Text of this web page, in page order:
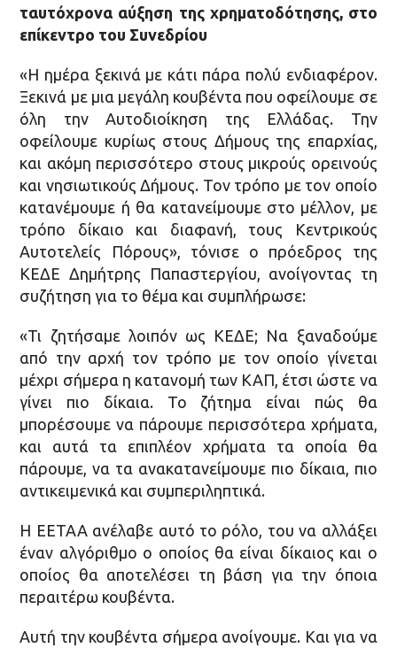
ταυτόχρονα αύξηση της χρηματοδότησης, στο
επίκεντρο του Συνεδρίου
«Η ημέρα ξεκινά με κάτι πάρα πολύ ενδιαφέρον.
Ξεκινά με μια μεγάλη κουβέντα που οφείλουμε σε
όλη την Αυτοδιοίκηση της Ελλάδας. Την
οφείλουμε κυρίως στους Δήμους της επαρχίας,
και ακόμη περισσότερο στους μικρούς ορεινούς
και νησιωτικούς Δήμους. Τον τρόπο με τον οποίο
κατανέμουμε ή θα κατανείμουμε στο μέλλον, με
τρόπο δίκαιο και διαφανή, τους Κεντρικούς
Αυτοτελείς Πόρους», τόνισε ο πρόεδρος της
ΚΕΔΕ Δημήτρης Παπαστεργίου, ανοίγοντας τη
συζήτηση για το θέμα και συμπλήρωσε:
«Τι ζητήσαμε λοιπόν ως ΚΕΔΕ; Να ξαναδούμε
από την αρχή τον τρόπο με τον οποίο γίνεται
μέχρι σήμερα η κατανομή των ΚΑΠ, έτσι ώστε να
γίνει πιο δίκαια. Το ζήτημα είναι πώς θα
μπορέσουμε να πάρουμε περισσότερα χρήματα,
και αυτά τα επιπλέον χρήματα τα οποία θα
πάρουμε, να τα ανακατανείμουμε πιο δίκαια, πιο
αντικειμενικά και συμπεριληπτικά.
Η ΕΕΤΑΑ ανέλαβε αυτό το ρόλο, του να αλλάξει
έναν αλγόριθμο ο οποίος θα είναι δίκαιος και ο
οποίος θα αποτελέσει τη βάση για την όποια
περαιτέρω κουβέντα.
Αυτή την κουβέντα σήμερα ανοίγουμε. Και για να